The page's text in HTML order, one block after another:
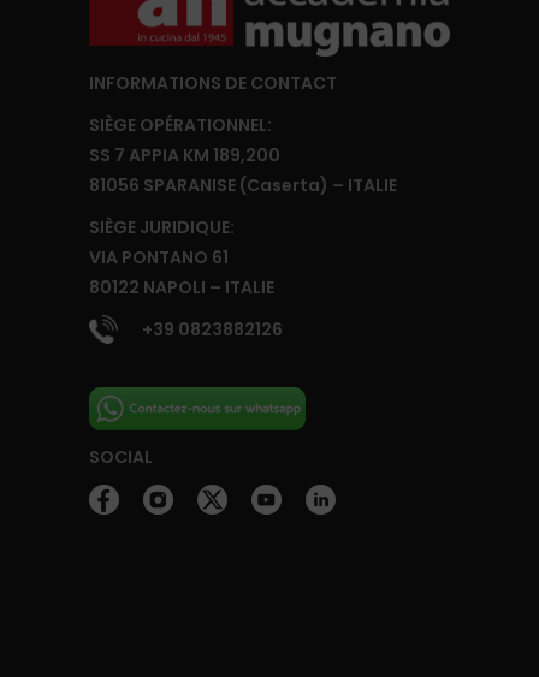
INFORMATIONS DE CONTACT
SIÈGE OPÉRATIONNEL:
SS 7 APPIA KM 189,200
81056 SPARANISE (Caserta) – ITALIE
SIÈGE JURIDIQUE:
VIA PONTANO 61
80122 NAPOLI – ITALIE
+39 0823882126
SOCIAL